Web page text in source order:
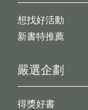
想找好活動
新書特推薦
嚴選企劃
得獎好書